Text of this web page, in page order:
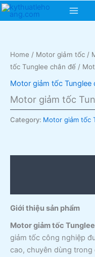
Skip
Main
Home / Motor giảm tốc /
tốc Tunglee chân đế /
Motor giảm tốc Tunglee
Motor giảm tốc
Category: Motor giảm tốc
Giới thiệu sản phẩm
Motor giảm tốc
giảm tốc công nghiệp
cao, chuyên dùng